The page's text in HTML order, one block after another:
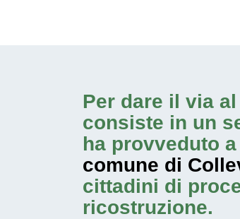
Per dare il via
consiste in un
ha provveduto
comune di
cittadini di
ricostruzione.